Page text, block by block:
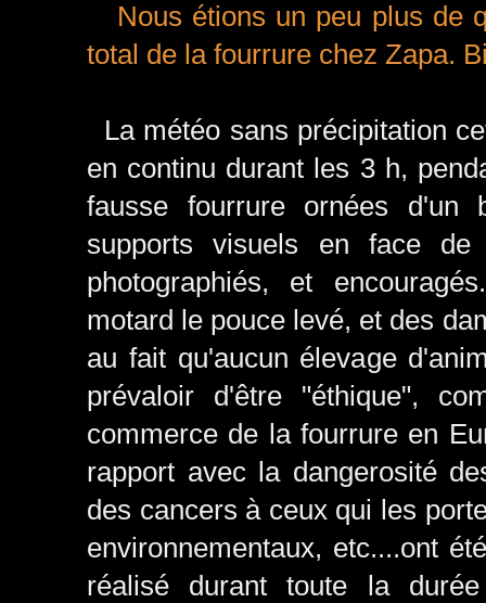
Nous étions un peu plus de
total de la fourrure chez Zapa.
La météo sans précipitation
en continu durant les 3 h,
fausse fourrure ornées d'un
supports visuels en face
photographiés, et
motard le pouce levé, et des
au fait qu'aucun élevage
prévaloir d'être "éthique",
commerce de la fourrure en
rapport avec la dangerosité
des cancers à ceux qui les
environnementaux, etc....ont
réalisé durant toute la